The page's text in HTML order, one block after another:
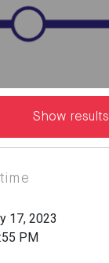
Show results
17, 2023
PM